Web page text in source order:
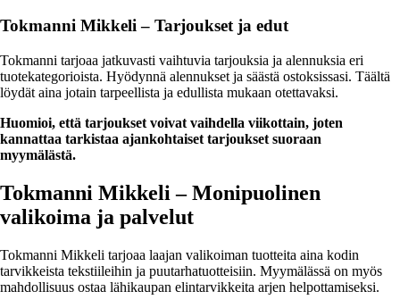
Tokmanni Mikkeli – Tarjoukset ja edut
Tokmanni tarjoaa jatkuvasti vaihtuvia tarjouksia ja alennuksia eri
tuotekategorioista. Hyödynnä alennukset ja säästä ostoksissasi. Täältä
löydät aina jotain tarpeellista ja edullista mukaan otettavaksi.
Huomioi, että tarjoukset voivat vaihdella viikottain, joten
kannattaa tarkistaa ajankohtaiset tarjoukset suoraan
myymälästä.
Tokmanni Mikkeli – Monipuolinen
valikoima ja palvelut
Tokmanni Mikkeli tarjoaa laajan valikoiman tuotteita aina kodin
tarvikkeista tekstiileihin ja puutarhatuotteisiin. Myymälässä on myös
mahdollisuus ostaa lähikaupan elintarvikkeita arjen helpottamiseksi.